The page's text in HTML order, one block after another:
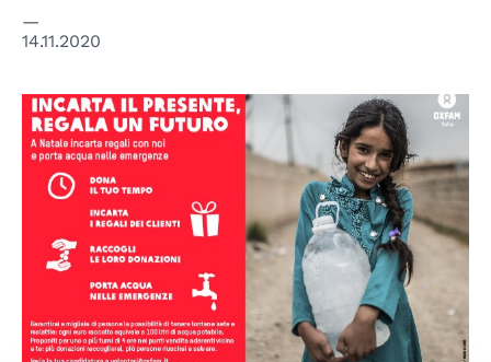
14.11.2020